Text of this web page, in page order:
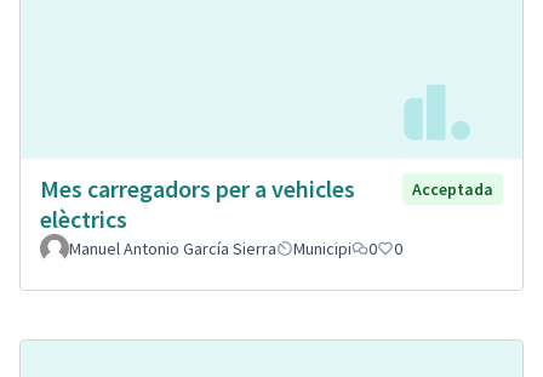
Mes carregadors per a vehicles
elèctrics
Acceptada
Manuel Antonio García Sierra Municipi 0 0